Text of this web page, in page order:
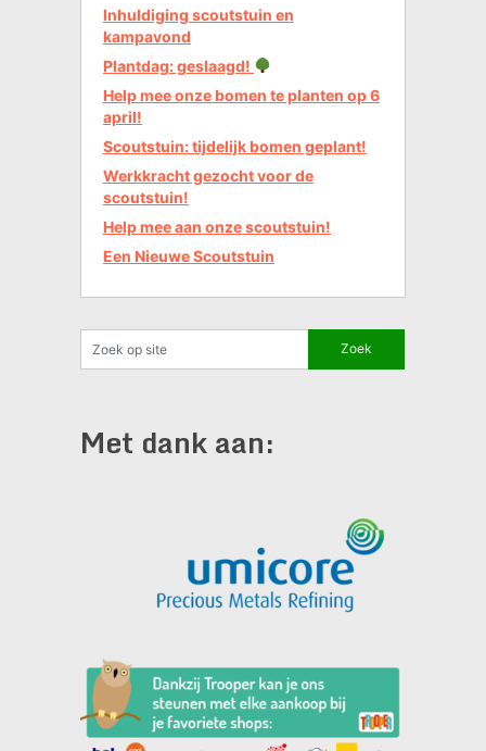
Inhuldiging scoutstuin en
kampavond
Plantdag: geslaagd!
Help mee onze bomen te planten op 6
april!
Scoutstuin: tijdelijk bomen geplant!
Werkkracht gezocht voor de
scoutstuin!
Help mee aan onze scoutstuin!
Een Nieuwe Scoutstuin
Met dank aan: